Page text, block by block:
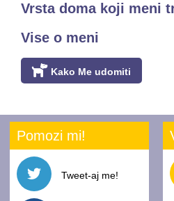
Vrsta doma koji meni
Vise o meni
Kako Me udomiti
Pomozi mi!
Tweet-aj me!